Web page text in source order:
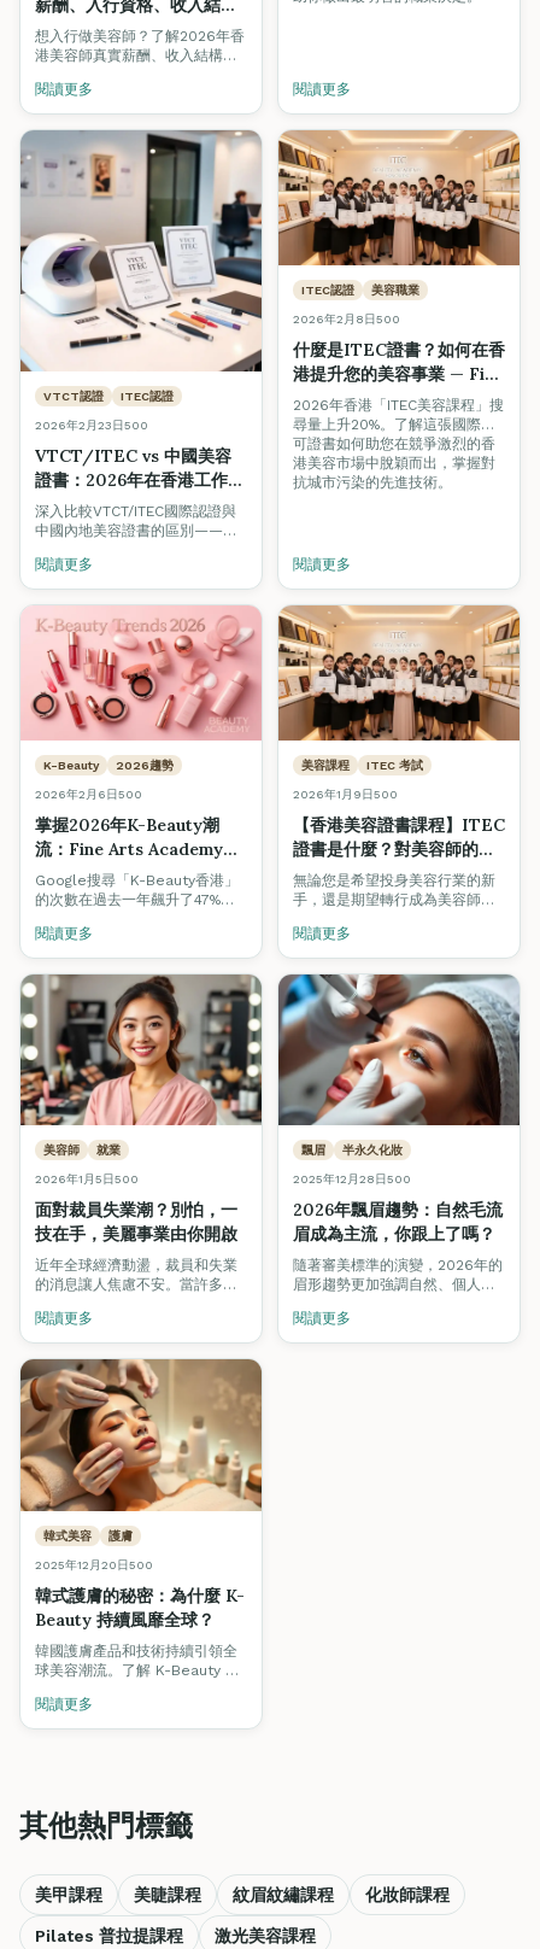
薪酬、入行資格、收入結構
全面拆解（2026求職指南）
想入行做美容師？了解2026年香
港美容師真實薪酬、收入結構
格、晉升路線及行業前景，助應
屆畢業生及轉行者做出明智決
定。
閱讀更多 閱讀更多
VTCT認證 ITEC認證
2026年2月23日500
VTCT/ITEC vs 中國美容
證書：2026年在香港工作哪
個更好？
深入比較VTCT/ITEC國際認證與
中國內地美容證書的區別——涵
及香港雇主偏好。了解為什麼越
來越多內地美容專業人士選擇在
觀塘Fine Arts Academy取得國
際資格。
閱讀更多
ITEC認證 美容職業
2026年2月8日500
什麼是ITEC證書？如何在香
港提升您的美容事業 — Fine
Arts Academy專業解讀
2026年香港「ITEC美容課程」搜
尋量上升20%。了解這張國際認
可證書如何助您在競爭激烈的香
港美容市場中脫穎而出，掌握對
抗城市污染的先進技術。
閱讀更多
K-Beauty 2026趨勢
2026年2月6日500
掌握2026年K-Beauty潮
流：Fine Arts Academy課
程如何提升您的專業技能
Google搜尋「K-Beauty香港」
的次數在過去一年飆升了47%。
新韓國美容趨勢如何重新定義香
港美容行業，以及如何透過專業
認證課程掌握這些技術。
閱讀更多
美容課程 ITEC 考試
2026年1月9日500
【香港美容證書課程】ITEC
證書是什麼？對美容師的職
涯有幫助嗎？
無論您是希望投身美容行業的新
手，還是期望轉行成為美容師的
程時，證書的認受性至關重要。
閱讀更多
美容師 就業
2026年1月5日500
面對裁員失業潮？別怕，一
技在手，美麗事業由你開啟
近年全球經濟動盪，裁員和失業
的消息讓人焦慮不安。當許多行
逆勢成長，成為不少人轉行的首
選。
閱讀更多
飄眉 半永久化妝
2025年12月28日500
2026年飄眉趨勢：自然毛流
眉成為主流，你跟上了嗎？
隨著審美標準的演變，2026年的
眉形趨勢更加強調自然、個人化
術，讓你在競爭激烈的市場中脫
穎而出。
閱讀更多
韓式美容 護膚
2025年12月20日500
韓式護膚的秘密：為什麼 K-
Beauty 持續風靡全球？
韓國護膚產品和技術持續引領全
球美容潮流。了解 K-Beauty 的
技術融入你的專業服務中。
閱讀更多
其他熱門標籤
美甲課程 美睫課程 紋眉紋繡課程 化妝師課程
Pilates 普拉提課程 激光美容課程